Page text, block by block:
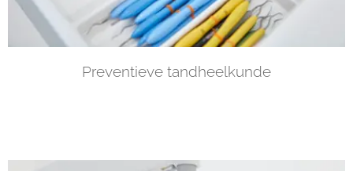
Preventieve tandheelkunde